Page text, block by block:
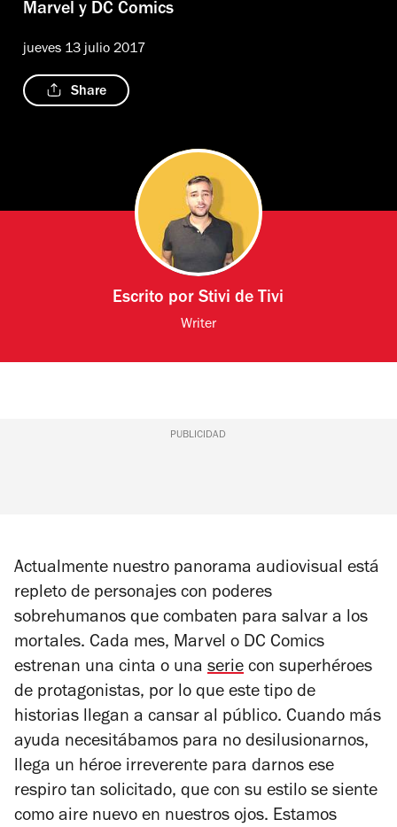
Marvel y DC Comics
jueves 13 julio 2017
Share
Escrito porStivi de Tivi
Writer
PUBLICIDAD
Actualmente nuestro panorama audiovisual está
repleto de personajes con poderes
sobrehumanos que combaten para salvar a los
mortales. Cada mes, Marvel o DC Comics
estrenan una cinta o una serie con superhéroes
de protagonistas, por lo que este tipo de
historias llegan a cansar al público. Cuando más
ayuda necesitábamos para no desilusionarnos,
llega un héroe irreverente para darnos ese
respiro tan solicitado, que con su estilo se siente
como aire nuevo en nuestros ojos. Estamos